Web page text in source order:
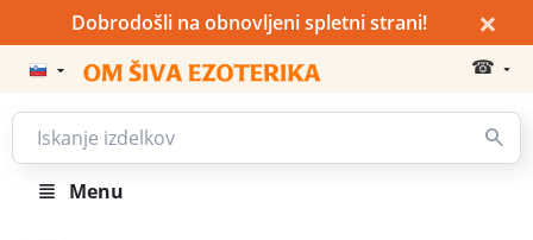
Dobrodošli na obnovljeni spletni strani! ×
☎
Menu